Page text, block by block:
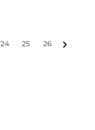
24 25 26 Next